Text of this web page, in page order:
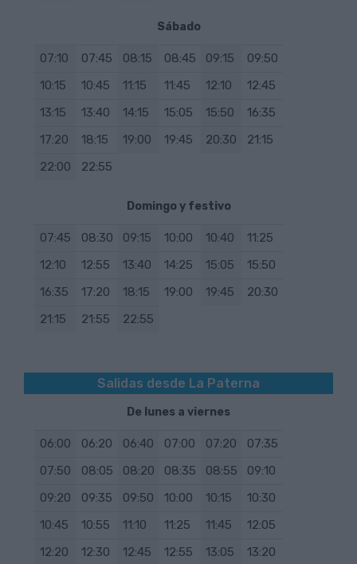
Sábado
07:10 07:45 08:15 08:45 09:15
09:50
10:15
10:45 11:15 11:45 12:10
12:45
13:15
13:40 14:15 15:05 15:50
16:35
17:20
18:15 19:00 19:45 20:30
21:15
22:00
22:55
Domingo y festivo
07:45 08:30 09:15 10:00 10:40
11:25
12:10
12:55 13:40 14:25 15:05
15:50
16:35
17:20 18:15 19:00 19:45
20:30
21:15
21:55 22:55
Salidas desde La Paterna
De lunes a viernes
06:00 06:20 06:40 07:00 07:20
07:35
07:50
08:05 08:20 08:35 08:55
09:10
09:20
09:35 09:50 10:00 10:15
10:30
10:45
10:55 11:10 11:25 11:45
12:05
12:20
12:30 12:45 12:55 13:05
13:20